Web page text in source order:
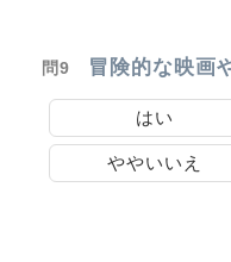
問9 冒険的な映画
はい
ややいいえ